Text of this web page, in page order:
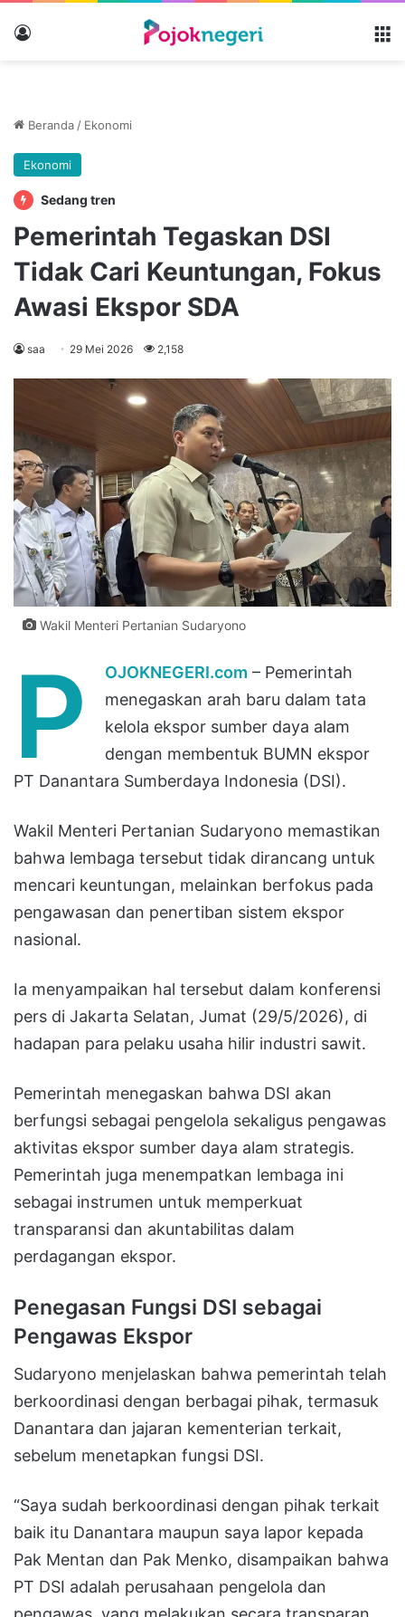
Beranda / Ekonomi
Ekonomi
Sedang tren
Pemerintah Tegaskan DSI
Tidak Cari Keuntungan, Fokus
Awasi Ekspor SDA
saa 29 Mei 2026 2,158
Wakil Menteri Pertanian Sudaryono
P OJOKNEGERI.com – Pemerintah
menegaskan arah baru dalam tata
kelola ekspor sumber daya alam
dengan membentuk BUMN ekspor
PT Danantara Sumberdaya Indonesia (DSI).
Wakil Menteri Pertanian Sudaryono memastikan
bahwa lembaga tersebut tidak dirancang untuk
mencari keuntungan, melainkan berfokus pada
pengawasan dan penertiban sistem ekspor
nasional.
Ia menyampaikan hal tersebut dalam konferensi
pers di Jakarta Selatan, Jumat (29/5/2026), di
hadapan para pelaku usaha hilir industri sawit.
Pemerintah menegaskan bahwa DSI akan
berfungsi sebagai pengelola sekaligus pengawas
aktivitas ekspor sumber daya alam strategis.
Pemerintah juga menempatkan lembaga ini
sebagai instrumen untuk memperkuat
transparansi dan akuntabilitas dalam
perdagangan ekspor.
Penegasan Fungsi DSI sebagai
Pengawas Ekspor
Sudaryono menjelaskan bahwa pemerintah telah
berkoordinasi dengan berbagai pihak, termasuk
Danantara dan jajaran kementerian terkait,
sebelum menetapkan fungsi DSI.
“Saya sudah berkoordinasi dengan pihak terkait
baik itu Danantara maupun saya lapor kepada
Pak Mentan dan Pak Menko, disampaikan bahwa
PT DSI adalah perusahaan pengelola dan